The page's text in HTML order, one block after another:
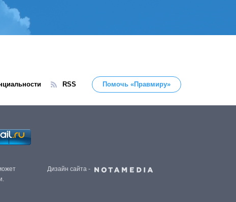
RSS Помочь «Правмиру»
Дизайн сайта -